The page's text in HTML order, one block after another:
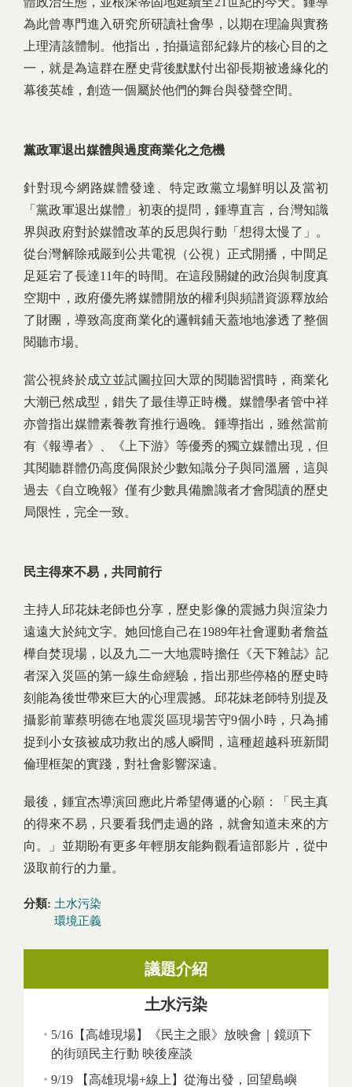
為此曾專門進入研究所研讀社會學，以期在理論與實務
上理清該體制。他指出，拍攝這部紀錄片的核心目的之
一，就是為這群在歷史背後默默付出卻長期被邊緣化的
幕後英雄，創造一個屬於他們的舞台與發聲空間。
黨政軍退出媒體與過度商業化之危機
針對現今網路媒體發達、特定政黨立場鮮明以及當初
「黨政軍退出媒體」初衷的提問，鍾導直言，台灣知識
界與政府對於媒體改革的反思與行動「想得太慢了」。
從台灣解除戒嚴到公共電視（公視）正式開播，中間足
足延宕了長達11年的時間。在這段關鍵的政治與制度真
空期中，政府優先將媒體開放的權利與頻譜資源釋放給
了財團，導致高度商業化的邏輯鋪天蓋地地滲透了整個
閱聽市場。
當公視終於成立並試圖拉回大眾的閱聽習慣時，商業化
大潮已然成型，錯失了最佳導正時機。媒體學者管中祥
亦曾指出媒體素養教育推行過晚。鍾導指出，雖然當前
有《報導者》、《上下游》等優秀的獨立媒體出現，但
其閱聽群體仍高度侷限於少數知識分子與同溫層，這與
過去《自立晚報》僅有少數具備膽識者才會閱讀的歷史
局限性，完全一致。
民主得來不易，共同前行
主持人邱花妹老師也分享，歷史影像的震撼力與渲染力
遠遠大於純文字。她回憶自己在1989年社會運動者詹益
樺自焚現場，以及九二一大地震時擔任《天下雜誌》記
者深入災區的第一線生命經驗，指出那些停格的歷史時
刻能為後世帶來巨大的心理震撼。邱花妹老師特別提及
攝影前輩蔡明德在地震災區現場苦守9個小時，只為捕
捉到小女孩被成功救出的感人瞬間，這種超越科班新聞
倫理框架的實踐，對社會影響深遠。
最後，鍾宜杰導演回應此片希望傳遞的心願：「民主真
的得來不易，只要看我們走過的路，就會知道未來的方
向。」並期盼有更多年輕朋友能夠觀看這部影片，從中
汲取前行的力量。
分類: 土水污染
環境正義
議題介紹
土水污染
5/16【高雄現場】《民主之眼》放映會｜鏡頭下
的街頭民主行動 映後座談
9/19 【高雄現場+線上】從海出發，回望島嶼